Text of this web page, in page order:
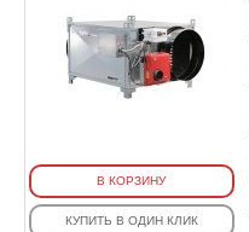
В КОРЗИНУ
КУПИТЬ В ОДИН КЛИК